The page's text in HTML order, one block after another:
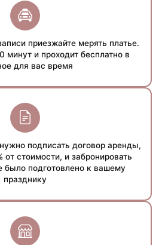
приезжайте мерять платье.
минут и проходит бесплатно в
для вас время
подписать договор аренды,
стоимости, и забронировать
было подготовлено к вашему
празднику